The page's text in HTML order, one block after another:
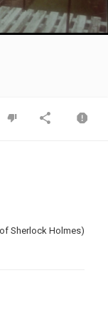
Sherlock Holmes)
Ισπανού